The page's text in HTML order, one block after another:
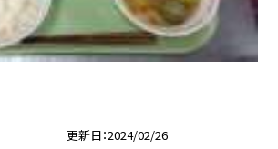
更新日 2024/02/26